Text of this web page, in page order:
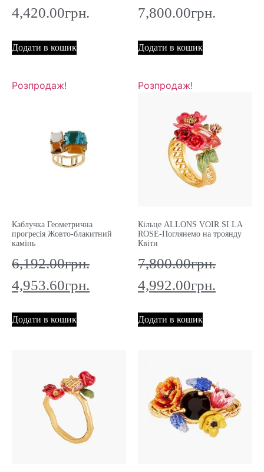
4,420.00грн.
Додати в кошик
7,800.00грн.
Додати в кошик
Розпродаж!
Каблучка Геометрична
прогресія Жовто-блакитний
камінь
6,192.00грн.
4,953.60грн.
Додати в кошик
Розпродаж!
Кільце ALLONS VOIR SI LA
ROSE-Поглянемо на троянду
Квіти
7,800.00грн.
4,992.00грн.
Додати в кошик